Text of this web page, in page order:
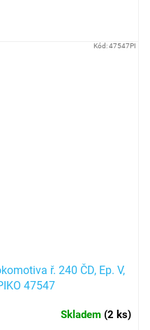
ř. 240 ČD, Ep. V,
47547
Skladem (2 ks)
Kód:47547PI